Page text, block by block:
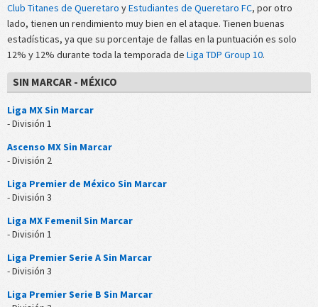
Club Titanes de Queretaro yEstudiantes de Queretaro FC, por otro
lado, tienen un rendimiento muy bien en el ataque. Tienen buenas
estadísticas, ya que su porcentaje de fallas en la puntuación es solo
12% y 12% durante toda la temporada de Liga TDP Group 10.
SIN MARCAR - MÉXICO
Liga MX Sin Marcar
- División 1
Ascenso MX Sin Marcar
- División 2
Liga Premier de México Sin Marcar
- División 3
Liga MX Femenil Sin Marcar
- División 1
Liga Premier Serie A Sin Marcar
- División 3
Liga Premier Serie B Sin Marcar